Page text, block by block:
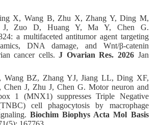
X, Wang B, Zhu X, Zhang Y, Ding M,
Zuo D, Huang Y, Ma Y, Chen G.
a multifaceted antitumor agent targeting
DNA damage, and Wnt/β-catenin
cancer cells.J Ovarian Res. 2026 Jan
Wang BZ, Zhang YJ, Jiang LL, Ding XF,
J, Zhu J, Chen G. Motor neuron and
1 (MNX1) suppresses Triple Negative
cell phagocytosis by macrophage
Biochim Biophys Acta Mol Basis